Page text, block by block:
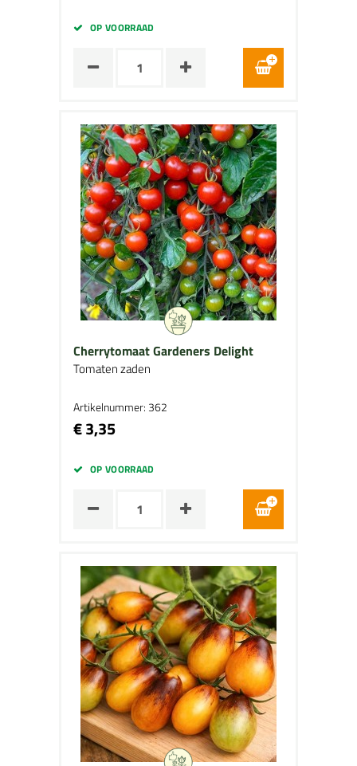
OP VOORRAAD
Cherrytomaat Gardeners Delight
Tomaten zaden
Artikelnummer: 362
€ 3,35
OP VOORRAAD